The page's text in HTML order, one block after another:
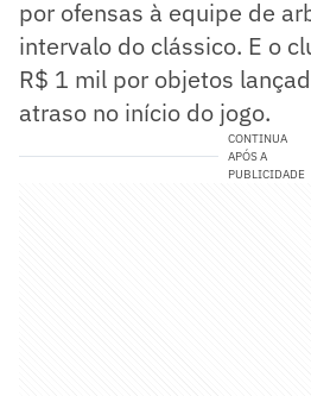
por ofensas à equipe de
intervalo do clássico. E o
R$ 1 mil por objetos
atraso no início do jogo.
CONTINUA
APÓS A
PUBLICIDADE